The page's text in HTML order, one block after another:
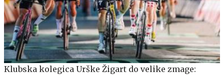
Klubska kolegica Urške Žigart do velike zmage: